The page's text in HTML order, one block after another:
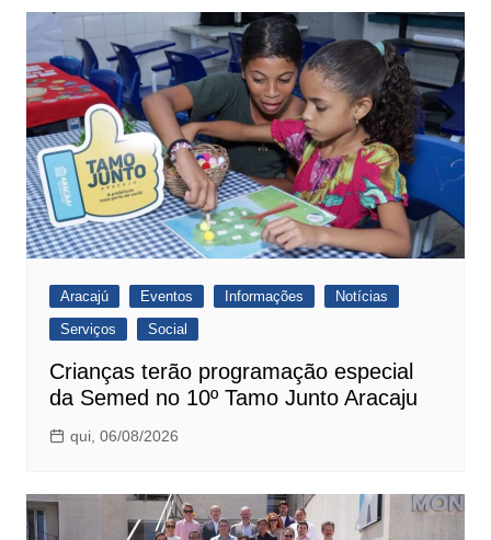
Aracajú Eventos Informações
Notícias
Serviços
Social
Crianças terão programação especial
da Semed no 10º Tamo Junto Aracaju
qui, 06/08/2026